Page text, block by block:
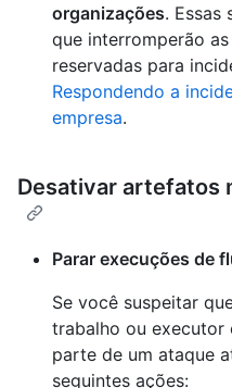
organizações. Essas
que interromperão
reservadas para
Respondendo a
empresa.
Desativar artefatos
Parar execuções de
Se você suspeitar
trabalho ou executor
parte de um ataque
seguintes ações: